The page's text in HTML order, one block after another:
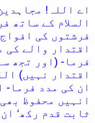
اے اللہ!
السلام کے ساتھ
فرشتوں کی
اقتدار والے کی
فرما- (اور تجھ
اقتدار نہیں)
ان کی مدد فرما-
انہیں محفوظ
ثابت قدم رکھ‘